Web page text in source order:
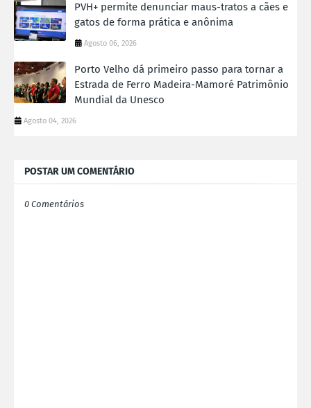
PVH+ permite denunciar maus-tratos a cães e
gatos de forma prática e anônima
Agosto 06, 2026
Porto Velho dá primeiro passo para tornar a
Estrada de Ferro Madeira-Mamoré Patrimônio
Mundial da Unesco
Agosto 04, 2026
POSTAR UM COMENTÁRIO
0 Comentários